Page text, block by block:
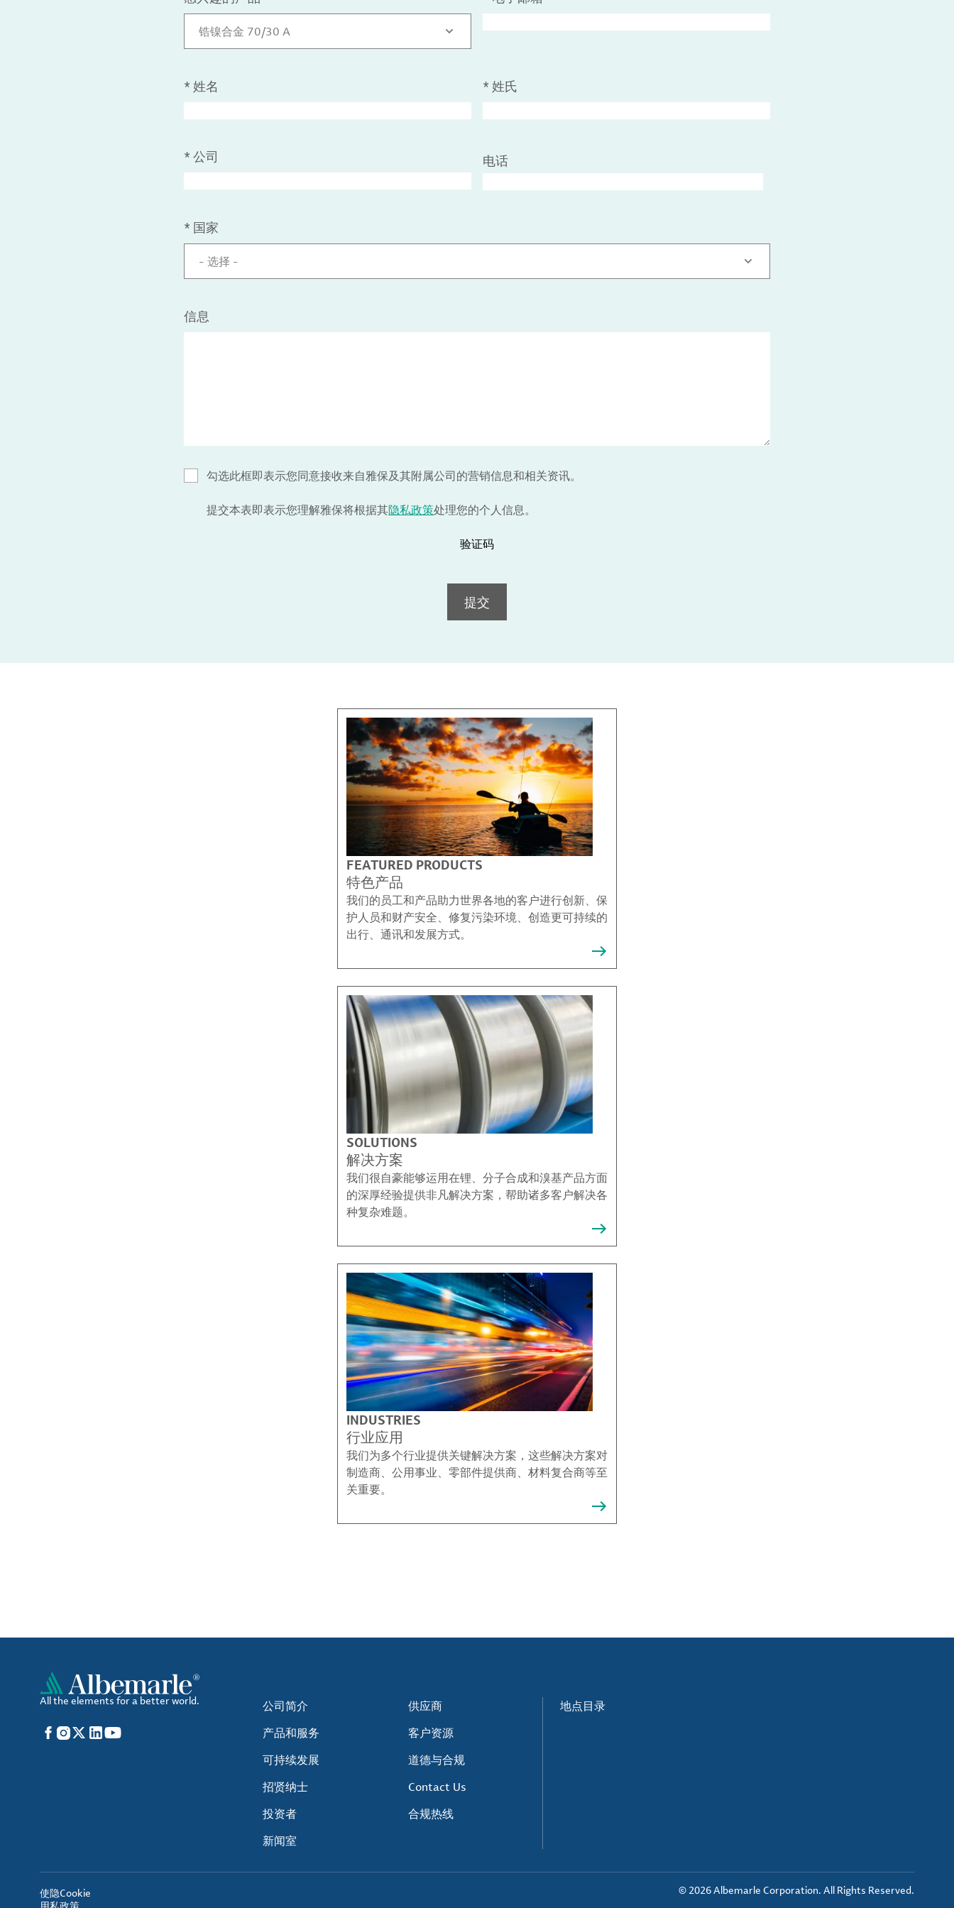
锆镍合金 70/30 A
*姓名 * 姓氏
*公司 电话
* 国家
- 选择 -
信息
勾选此框即表示您同意接收来自雅保及其附属公司的营销信息和相关资讯。
提交本表即表示您理解雅保将根据其隐私政策处理您的个人信息。
验证码
提交
FEATURED PRODUCTS
特色产品
我们的员工和产品助力世界各地的客户进行创新、保
护人员和财产安全、修复污染环境、创造更可持续的
出行、通讯和发展方式。
SOLUTIONS
解决方案
我们很自豪能够运用在锂、分子合成和溴基产品方面
的深厚经验提供非凡解决方案，帮助诸多客户解决各
种复杂难题。
INDUSTRIES
行业应用
我们为多个行业提供关键解决方案，这些解决方案对
制造商、公用事业、零部件提供商、材料复合商等至
关重要。
All the elements for a better world.
Facebook
Instagram
X LinkedIn
YouTube
公司简介
产品和服务
可持续发展
招贤纳士
投资者
新闻室
供应商
客户资源
道德与合规
Contact Us
合规热线
地点目录
使隐Cookie
© 2026 Albemarle Corporation. All Rights Reserved.